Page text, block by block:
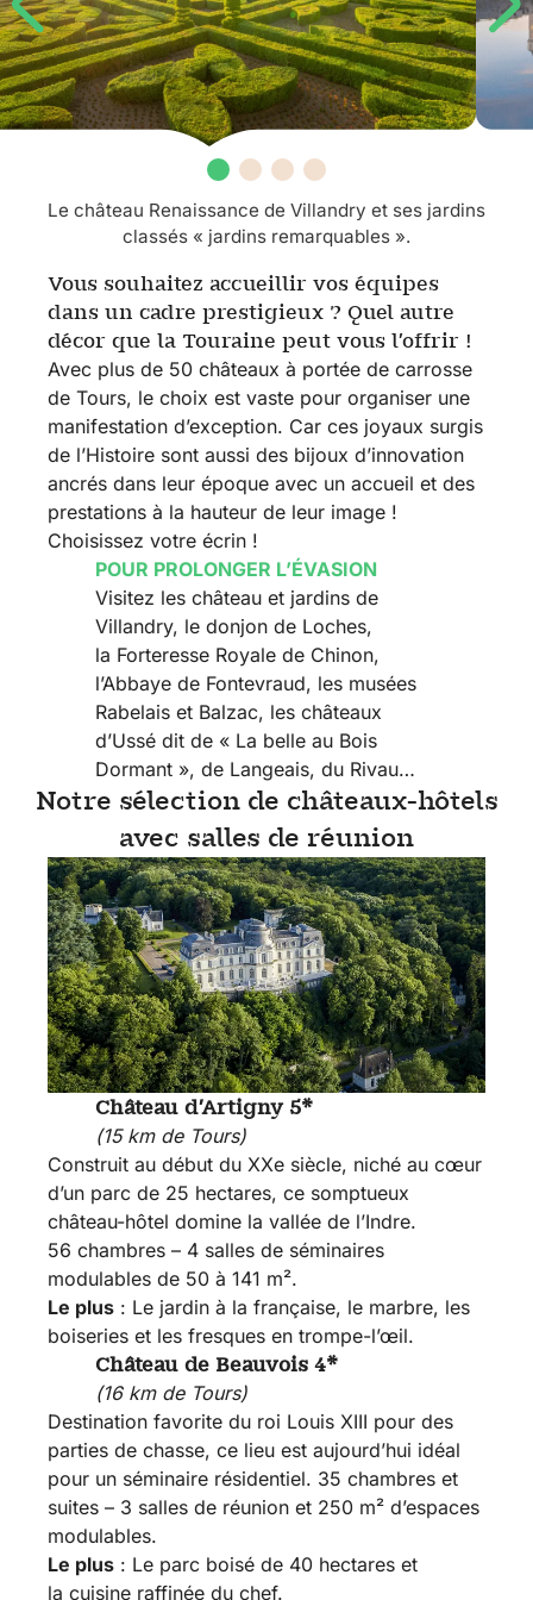
Tours
Organisez
votre
évènement
Notre
engagements
Nos services
Nos
inspirations
Nos
réalisations &
références
Contactez-
nous
Nos
rendez-
vous
Notre
espace
ressources
Venir à
Tours
Le château Renaissance de Villandry et ses jardins
classés « jardins remarquables ».
Vous souhaitez accueillir vos équipes
dans un cadre prestigieux ? Quel autre
décor que la Touraine peut vous l’offrir !
Avec plus de 50 châteaux à portée de carrosse
de Tours, le choix est vaste pour organiser une
manifestation d’exception. Car ces joyaux surgis
de l’Histoire sont aussi des bijoux d’innovation
ancrés dans leur époque avec un accueil et des
prestations à la hauteur de leur image !
Choisissez votre écrin !
POUR PROLONGER L’ÉVASION
Visitez les château et jardins de
Villandry, le donjon de Loches,
la Forteresse Royale de Chinon,
l’Abbaye de Fontevraud, les musées
Rabelais et Balzac, les châteaux
d’Ussé dit de « La belle au Bois
Dormant », de Langeais, du Rivau…
Notre sélection de châteaux-hôtels
avec salles de réunion
Château d’Artigny 5*
(15 km de Tours)
Construit au début du XXe siècle, niché au cœur
d’un parc de 25 hectares, ce somptueux
château-hôtel domine la vallée de l’Indre.
56 chambres – 4 salles de séminaires
modulables de 50 à 141 m².
Le plus : Le jardin à la française, le marbre, les
boiseries et les fresques en trompe-l’œil.
Château de Beauvois 4*
(16 km de Tours)
Destination favorite du roi Louis XIII pour des
parties de chasse, ce lieu est aujourd’hui idéal
pour un séminaire résidentiel. 35 chambres et
suites – 3 salles de réunion et 250 m² d’espaces
modulables.
Le plus : Le parc boisé de 40 hectares et
la cuisine raffinée du chef.